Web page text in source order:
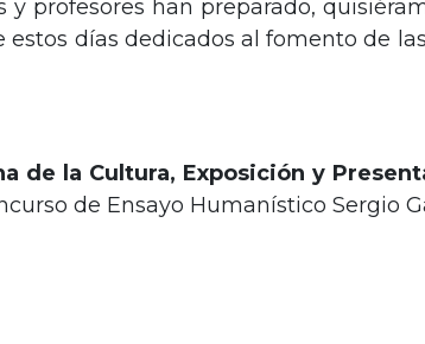
profesores han preparado,
días dedicados al fomento de
de la Cultura, Exposición y
de Ensayo Humanístico Sergio